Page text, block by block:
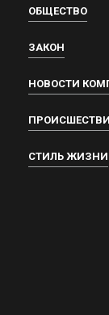
ОБЩЕСТВО
ЗАКОН
НОВОСТИ
СТИЛЬ ЖИЗНИ